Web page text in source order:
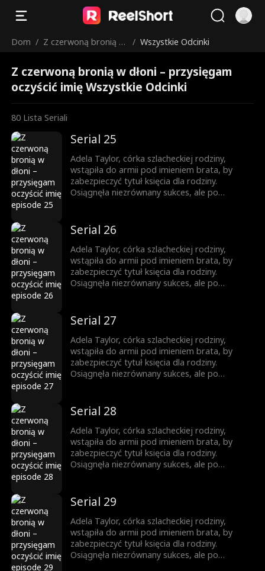
Dom / Z czerwoną bronią w
czyścić imię
/ Wszystkie Odcinki
Z czerwoną bronią w dłoni – przysięgam
oczyścić imię Wszystkie Odcinki
80 Lista Seriali
Serial 25
Adela Taylor, córka szlacheckiej rodziny,
wstąpiła do armii pod imieniem brata, by
zabezpieczyć tytuł księcia dla rodziny.
Osiągnęła niezrównany sukces, ale po
brat ją zabił. Niespodziewanie odrodziła się
jako księżniczka. Wtedy rozpoczęła swoją
drogę zemsty...
Serial 26
Adela Taylor, córka szlacheckiej rodziny,
wstąpiła do armii pod imieniem brata, by
zabezpieczyć tytuł księcia dla rodziny.
Osiągnęła niezrównany sukces, ale po
brat ją zabił. Niespodziewanie odrodziła się
jako księżniczka. Wtedy rozpoczęła swoją
drogę zemsty...
Serial 27
Adela Taylor, córka szlacheckiej rodziny,
wstąpiła do armii pod imieniem brata, by
zabezpieczyć tytuł księcia dla rodziny.
Osiągnęła niezrównany sukces, ale po
brat ją zabił. Niespodziewanie odrodziła się
jako księżniczka. Wtedy rozpoczęła swoją
drogę zemsty...
Serial 28
Adela Taylor, córka szlacheckiej rodziny,
wstąpiła do armii pod imieniem brata, by
zabezpieczyć tytuł księcia dla rodziny.
Osiągnęła niezrównany sukces, ale po
brat ją zabił. Niespodziewanie odrodziła się
jako księżniczka. Wtedy rozpoczęła swoją
drogę zemsty...
Serial 29
Adela Taylor, córka szlacheckiej rodziny,
wstąpiła do armii pod imieniem brata, by
zabezpieczyć tytuł księcia dla rodziny.
Osiągnęła niezrównany sukces, ale po